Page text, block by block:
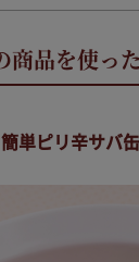
簡単ピリ辛サバ